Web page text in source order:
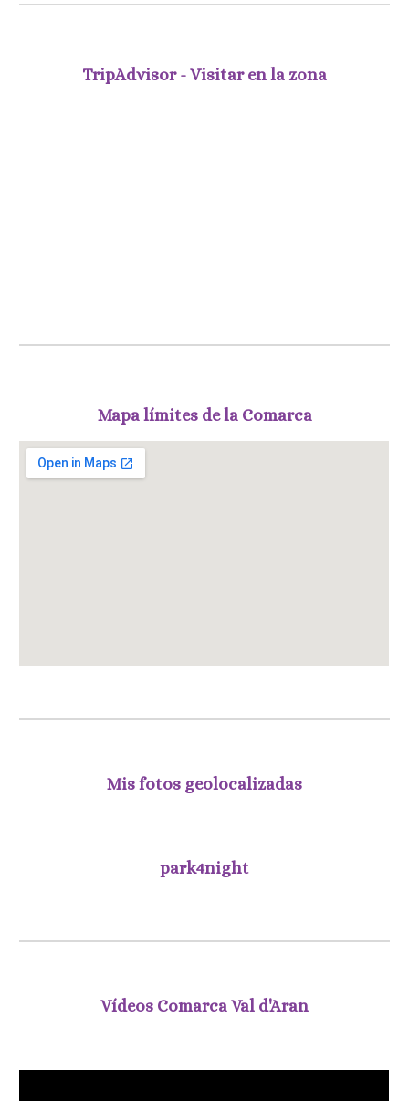
TripAdvisor - Visitar en la zona
Mapa límites de la Comarca
Mis fotos geolocalizadas
park4night
Vídeos Comarca Val d'Aran